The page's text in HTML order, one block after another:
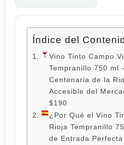
Índice del
Vino Tinto Campo
Tempranillo 750 ml
Centenaria de la
Accesible del
$190
¿Por Qué el Vino
Rioja Tempranillo
de Entrada